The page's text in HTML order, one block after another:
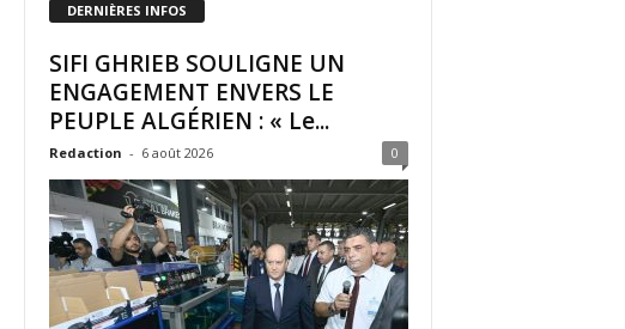
DERNIÈRES INFOS
SIFI GHRIEB SOULIGNE UN
ENGAGEMENT ENVERS LE
PEUPLE ALGÉRIEN : « Le...
Redaction - 6 août 2026 0